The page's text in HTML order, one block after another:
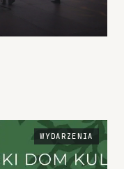
WYDARZENIA